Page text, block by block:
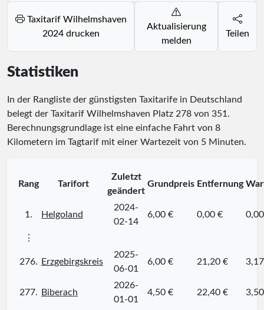
Taxitarif Wilhelmshaven
2024 drucken
Aktualisierung
melden
Teilen
Statistiken
In der Rangliste der günstigsten Taxitarife in Deutschland
belegt der Taxitarif Wilhelmshaven Platz 278 von 351 .
Berechnungsgrundlage ist eine einfache Fahrt von 8
Kilometern im Tagtarif mit einer Wartezeit von 5 Minuten.
Rang Tarifort
Zuletzt
geändert
Grundpreis Entfernung
1. Helgoland
2024-
02-14
6,00 € 0,00 €
⋮
276. Erzgebirgskreis
2025-
06-01
6,00 € 21,20 €
277. Biberach
2026-
01-01
4,50 € 22,40 €